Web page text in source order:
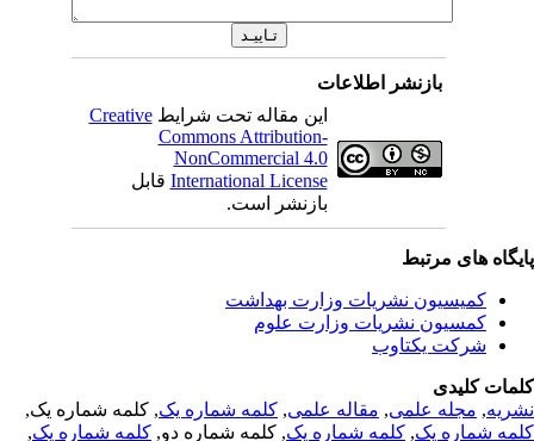
بازنشر اطلاعات
این مقاله تحت شرایطCreative
Commons Attribution-
NonCommercial 4.0
International Licenseقابل
بازنشر است.
های مرتبط
کمیسیون نشریات وزارت بهداشت
کمسیون نشریات وزارت علوم
شرکت یکتاوب
کلیدی
,مجله علمی, مقاله علمی, کلمه شماره یک, کلمه شماره یک,
شماره یک,کلمه شماره یک, کلمه شماره دو,کلمه شماره یک,